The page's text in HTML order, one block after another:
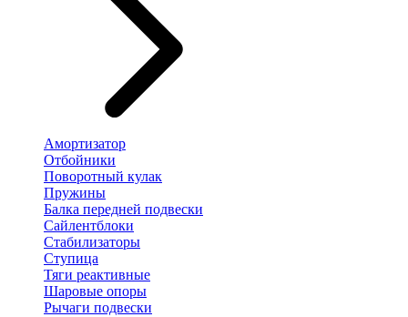
Амортизатор
Отбойники
Поворотный кулак
Пружины
Балка передней подвески
Сайлентблоки
Стабилизаторы
Ступица
Тяги реактивные
Шаровые опоры
Рычаги подвески